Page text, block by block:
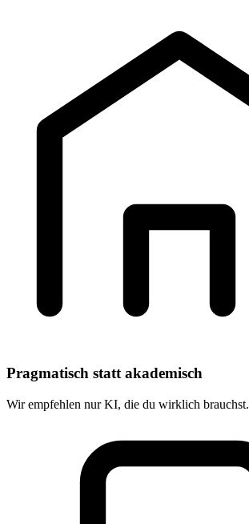
Pragmatisch statt akademisch
Wir empfehlen nur KI, die du wirklich brauchst.